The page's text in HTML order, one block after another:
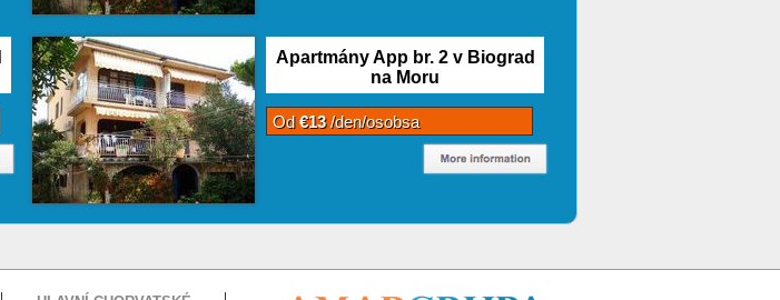
Apartmány App br. 2 v Biograd
na Moru
Od€13/den/osobsa